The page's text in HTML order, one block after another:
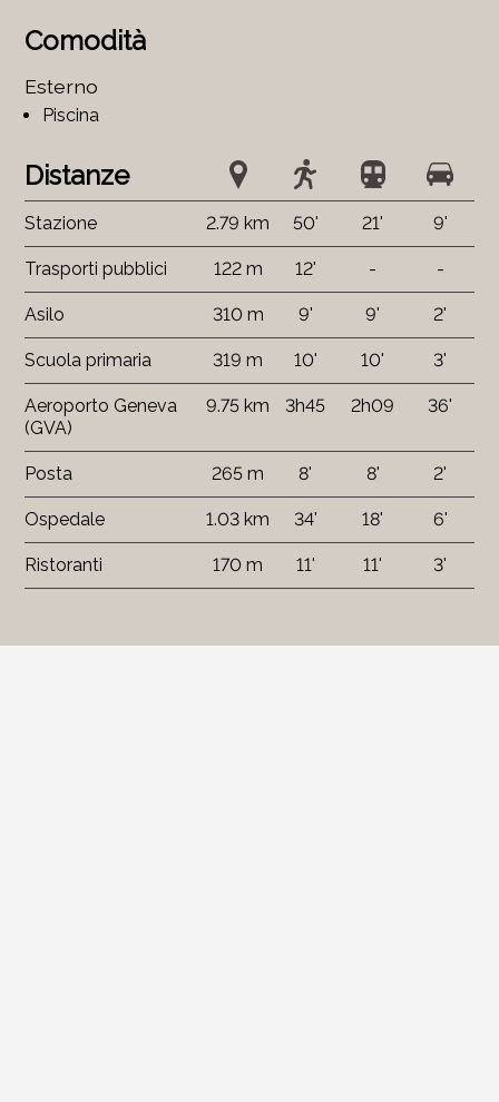
Comodità
Esterno
Piscina
Distanze
Stazione 2.79 km 50' 21' 9'
Trasporti pubblici 122 m 12' - -
Asilo 310 m 9' 9' 2'
Scuola primaria 319 m 10' 10' 3'
Aeroporto Geneva
(GVA)
9.75 km 3h45 2h09 36'
Posta 265 m 8' 8' 2'
Ospedale 1.03 km 34' 18' 6'
Ristoranti 170 m 11' 11' 3'